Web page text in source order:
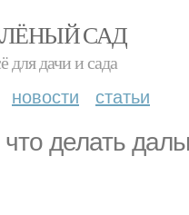
САД
для дачи и сада
новости статьи
делать